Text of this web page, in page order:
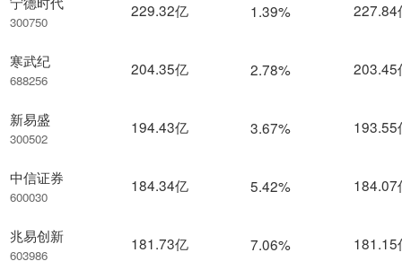
300750
寒武纪
688256
新易盛
300502
中信证券
600030
兆易创新
603986
229.32亿 1.39% 227.84
204.35亿 2.78% 203.45
194.43亿 3.67% 193.55
184.34亿 5.42% 184.07
181.73亿 7.06% 181.15